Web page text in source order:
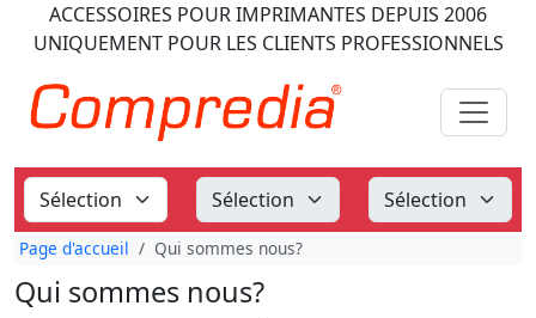
ACCESSOIRES POUR IMPRIMANTES DEPUIS 2006
UNIQUEMENT POUR LES CLIENTS PROFESSIONNELS
Page d'accueil Qui sommes nous?
Qui sommes nous?